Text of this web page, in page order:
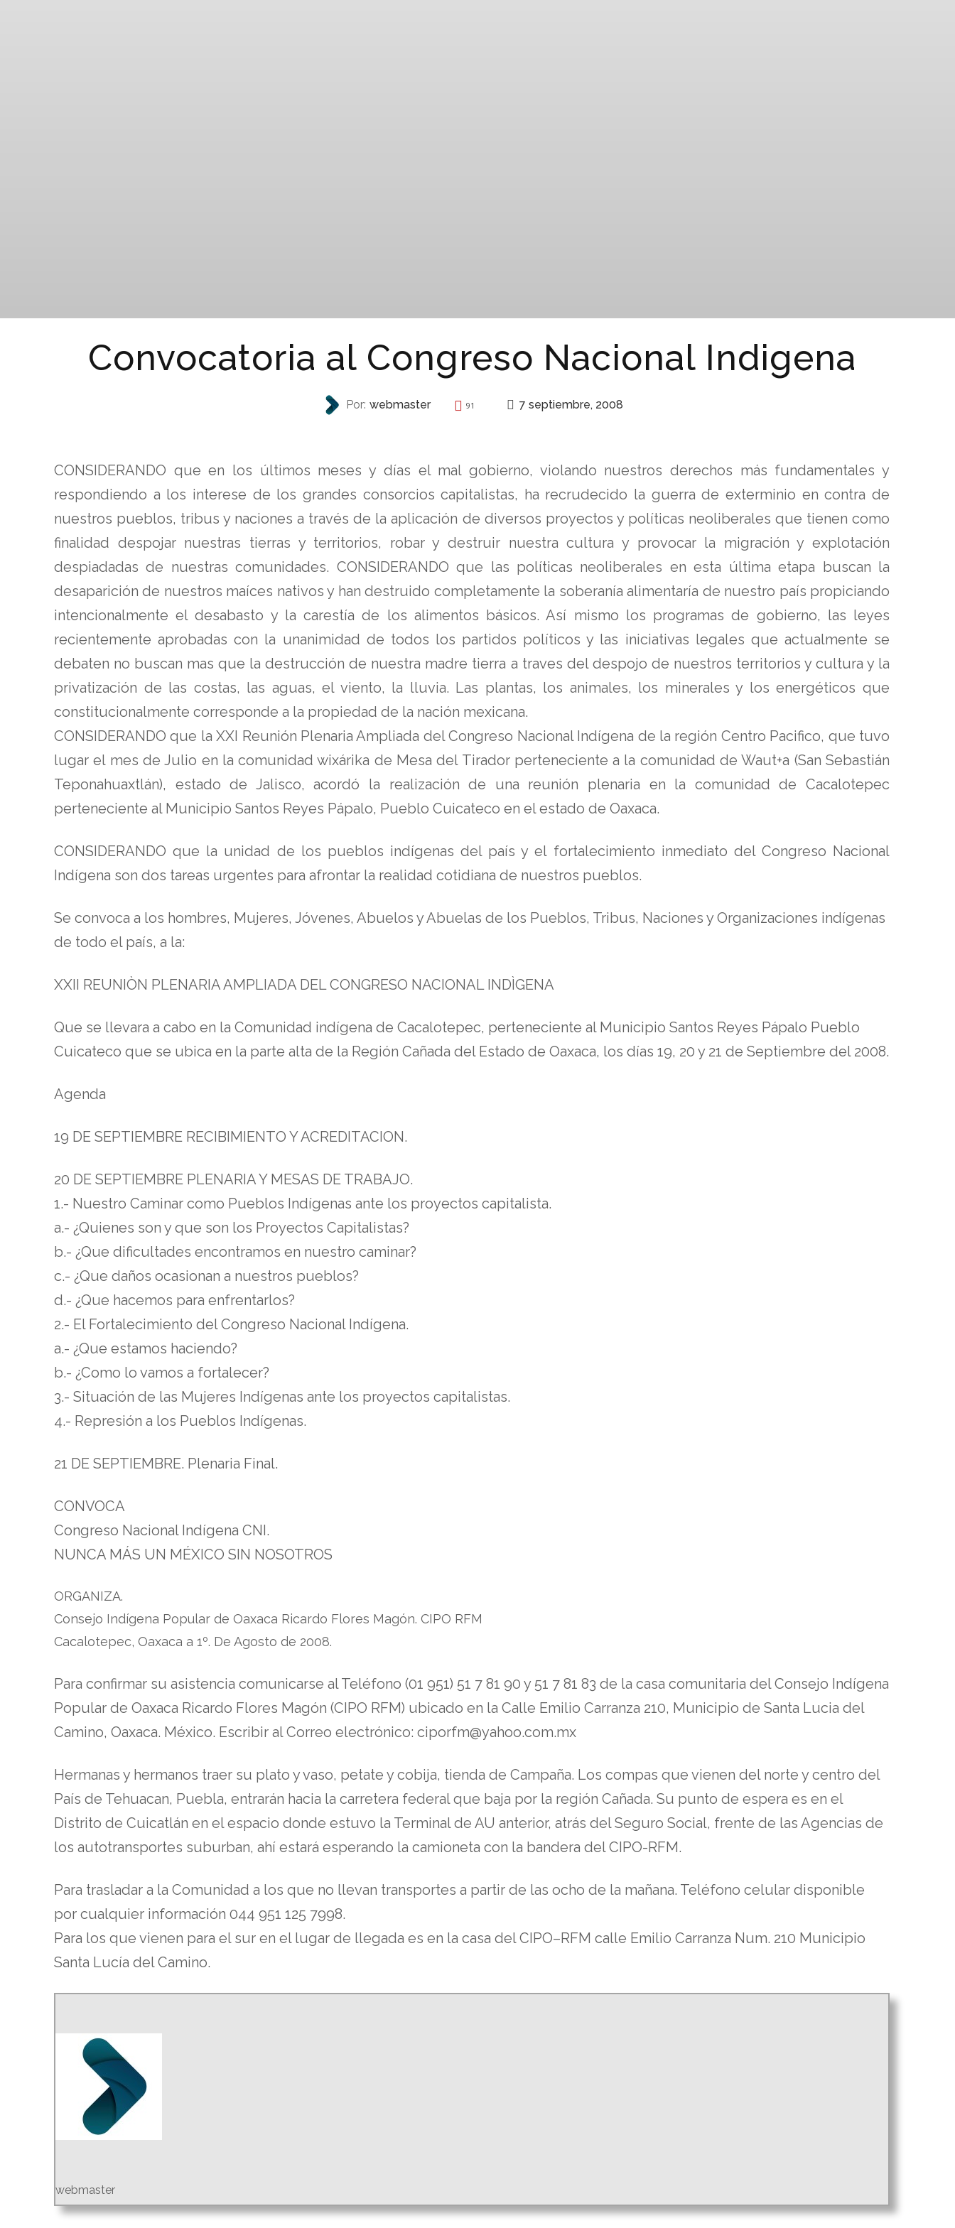
Convocatoria al Congreso Nacional Indigena
Por: webmaster 91 7 septiembre, 2008
CONSIDERANDO que en los últimos meses y días el mal gobierno, violando nuestros derechos más fundamentales y
respondiendo a los interese de los grandes consorcios capitalistas, ha recrudecido la guerra de exterminio en contra de
nuestros pueblos, tribus y naciones a través de la aplicación de diversos proyectos y políticas neoliberales que tienen como
finalidad despojar nuestras tierras y territorios, robar y destruir nuestra cultura y provocar la migración y explotación
despiadadas de nuestras comunidades. CONSIDERANDO que las políticas neoliberales en esta última etapa buscan la
desaparición de nuestros maíces nativos y han destruido completamente la soberanía alimentaría de nuestro país propiciando
intencionalmente el desabasto y la carestía de los alimentos básicos. Así mismo los programas de gobierno, las leyes
recientemente aprobadas con la unanimidad de todos los partidos políticos y las iniciativas legales que actualmente se
debaten no buscan mas que la destrucción de nuestra madre tierra a traves del despojo de nuestros territorios y cultura y la
privatización de las costas, las aguas, el viento, la lluvia. Las plantas, los animales, los minerales y los energéticos que
constitucionalmente corresponde a la propiedad de la nación mexicana.
CONSIDERANDO que la XXI Reunión Plenaria Ampliada del Congreso Nacional Indígena de la región Centro Pacifico, que tuvo
lugar el mes de Julio en la comunidad wixárika de Mesa del Tirador perteneciente a la comunidad de Waut+a (San Sebastián
Teponahuaxtlán), estado de Jalisco, acordó la realización de una reunión plenaria en la comunidad de Cacalotepec
perteneciente al Municipio Santos Reyes Pápalo, Pueblo Cuicateco en el estado de Oaxaca.
CONSIDERANDO que la unidad de los pueblos indígenas del país y el fortalecimiento inmediato del Congreso Nacional
Indígena son dos tareas urgentes para afrontar la realidad cotidiana de nuestros pueblos.
Se convoca a los hombres, Mujeres, Jóvenes, Abuelos y Abuelas de los Pueblos, Tribus, Naciones y Organizaciones indígenas
de todo el país, a la:
XXII REUNIÒN PLENARIA AMPLIADA DEL CONGRESO NACIONAL INDÌGENA
Que se llevara a cabo en la Comunidad indígena de Cacalotepec, perteneciente al Municipio Santos Reyes Pápalo Pueblo
Cuicateco que se ubica en la parte alta de la Región Cañada del Estado de Oaxaca, los días 19, 20 y 21 de Septiembre del 2008.
Agenda
19 DE SEPTIEMBRE RECIBIMIENTO Y ACREDITACION.
20 DE SEPTIEMBRE PLENARIA Y MESAS DE TRABAJO.
1.- Nuestro Caminar como Pueblos Indígenas ante los proyectos capitalista.
a.- ¿Quienes son y que son los Proyectos Capitalistas?
b.- ¿Que dificultades encontramos en nuestro caminar?
c.- ¿Que daños ocasionan a nuestros pueblos?
d.- ¿Que hacemos para enfrentarlos?
2.- El Fortalecimiento del Congreso Nacional Indígena.
a.- ¿Que estamos haciendo?
b.- ¿Como lo vamos a fortalecer?
3.- Situación de las Mujeres Indígenas ante los proyectos capitalistas.
4.- Represión a los Pueblos Indígenas.
21 DE SEPTIEMBRE. Plenaria Final.
CONVOCA
Congreso Nacional Indígena CNI.
NUNCA MÁS UN MÉXICO SIN NOSOTROS
ORGANIZA.
Consejo Indígena Popular de Oaxaca Ricardo Flores Magón. CIPO RFM
Cacalotepec, Oaxaca a 1º. De Agosto de 2008.
Para confirmar su asistencia comunicarse al Teléfono (01 951) 51 7 81 90 y 51 7 81 83 de la casa comunitaria del Consejo Indígena
Popular de Oaxaca Ricardo Flores Magón (CIPO RFM) ubicado en la Calle Emilio Carranza 210, Municipio de Santa Lucia del
Camino, Oaxaca. México. Escribir al Correo electrónico: ciporfm@yahoo.com.mx
Hermanas y hermanos traer su plato y vaso, petate y cobija, tienda de Campaña. Los compas que vienen del norte y centro del
País de Tehuacan, Puebla, entrarán hacia la carretera federal que baja por la región Cañada. Su punto de espera es en el
Distrito de Cuicatlán en el espacio donde estuvo la Terminal de AU anterior, atrás del Seguro Social, frente de las Agencias de
los autotransportes suburban, ahí estará esperando la camioneta con la bandera del CIPO-RFM.
Para trasladar a la Comunidad a los que no llevan transportes a partir de las ocho de la mañana. Teléfono celular disponible
por cualquier información 044 951 125 7998.
Para los que vienen para el sur en el lugar de llegada es en la casa del CIPO–RFM calle Emilio Carranza Num. 210 Municipio
Santa Lucía del Camino.
webmaster